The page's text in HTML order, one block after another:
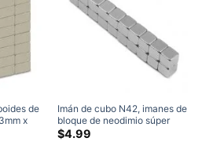
de
x
Imán de cubo N42, imanes de
bloque de neodimio súper
fuertes de 3mm x 3mm x
$4.99